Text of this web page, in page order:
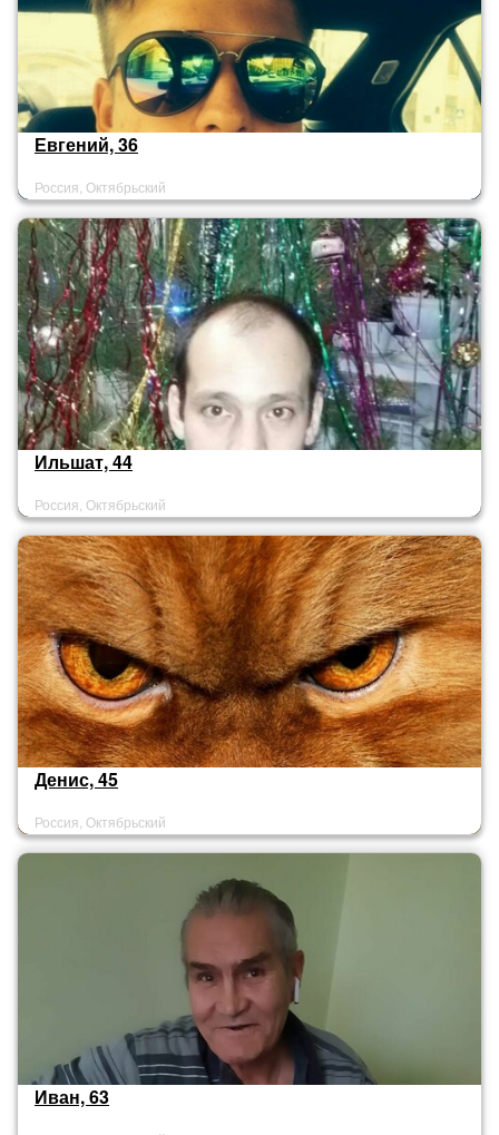
Евгений, 36
Россия, Октябрьский
Ильшат, 44
Россия, Октябрьский
Денис, 45
Россия, Октябрьский
Иван, 63